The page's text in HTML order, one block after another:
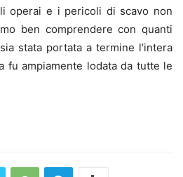
operai e i pericoli di scavo non
ben comprendere con quanti
stata portata a termine l’intera
fu ampiamente lodata da tutte le